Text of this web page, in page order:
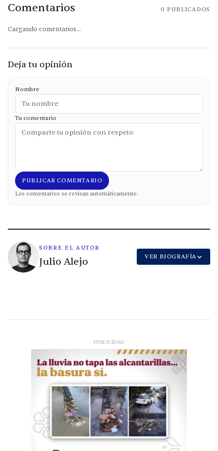
Comentarios 0 PUBLICADOS
Cargando comentarios...
Deja tu opinión
Nombre
Tu comentario
PUBLICAR COMENTARIO
Los comentarios se revisan automáticamente.
SOBRE EL AUTOR
Julio Alejo VER BIOGRAFÍA
PUBLICIDAD